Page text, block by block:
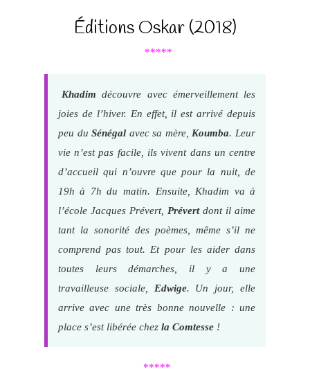
Éditions Oskar (2018)
*****
Khadim découvre avec émerveillement les
joies de l’hiver. En effet, il est arrivé depuis
peu duSénégal avec sa mère, Koumba. Leur
vie n’est pas facile, ils vivent dans un centre
d’accueil qui n’ouvre que pour la nuit, de
19h à 7h du matin. Ensuite, Khadim va à
l’école Jacques Prévert, Prévertdont il aime
tant la sonorité des poèmes, même s’il ne
comprend pas tout. Et pour les aider dans
toutes leurs démarches, il y a une
travailleuse sociale, Edwige. Un jour, elle
arrive avec une très bonne nouvelle : une
place s’est libérée chezla Comtesse!
*****